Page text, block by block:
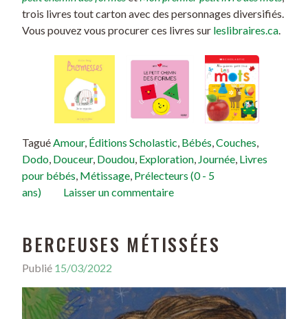
trois livres tout carton avec des personnages diversifiés.
Vous pouvez vous procurer ces livres sur leslibraires.ca.
TaguéAmour, Éditions Scholastic, Bébés,Couches,
Dodo, Douceur, Doudou, Exploration, Journée, Livres
pour bébés, Métissage, Prélecteurs (0 - 5
ans)
Laisser un commentaire
BERCEUSES MÉTISSÉES
Publié 15/03/2022